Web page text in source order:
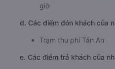
giờ
d. Các điểm đón khách của
Trạm thu phí Tân An
e. Các điểm trả khách của